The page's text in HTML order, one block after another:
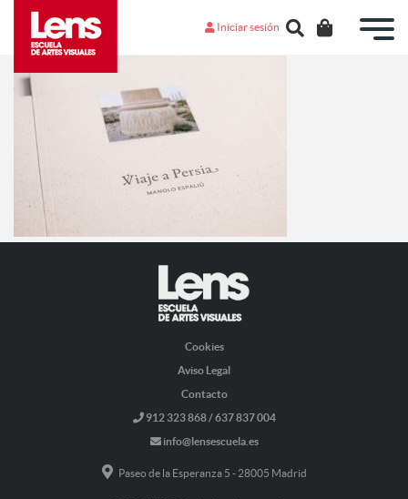
Iniciar sesión
Cookies
Aviso Legal
Contacto
912 323 868 / 637 837 004
info@lensescuela.es
Paseo de la Esperanza 5 - 28005 Madrid